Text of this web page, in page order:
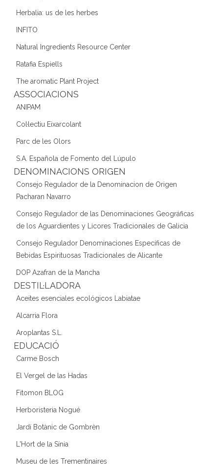
Herbalia: us de les herbes
INFITO
Natural Ingredients Resource Center
Ratafia Espiells
The aromatic Plant Project
ASSOCIACIONS
ANIPAM
Col·lectiu Eixarcolant
Parc de les Olors
S.A. Española de Fomento del Lúpulo
DENOMINACIONS ORIGEN
Consejo Regulador de la Denominacion de Origen
Pacharan Navarro
Consejo Regulador de las Denominaciones Geográficas
de los Aguardientes y Licores Tradicionales de Galicia
Consejo Regulador Denominaciones Específicas de
Bebidas Espirituosas Tradicionales de Alicante
DOP Azafran de la Mancha
DESTIL·LADORA
Aceites esenciales ecológicos Labiatae
Alcarria Flora
Aroplantas S.L.
EDUCACIÓ
Carme Bosch
El Vergel de las Hadas
Fitomon BLOG
Herboristeria Nogué
Jardí Botànic de Gombrèn
L'Hort de la Sínia
Museu de les Trementinaires